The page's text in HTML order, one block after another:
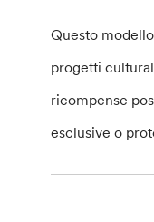
Questo
progetti
ricompense
esclusive o